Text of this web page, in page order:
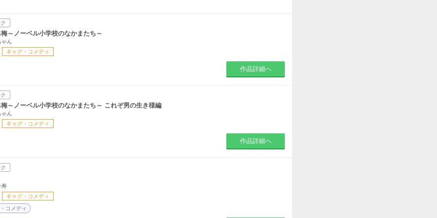
～ノーベル小学校のなかまたち～
ゃん
ギャグ・コメディ
作品詳細へ
～ノーベル小学校のなかまたち～ これぞ男の生き様編
ゃん
ギャグ・コメディ
作品詳細へ
寿
ギャグ・コメディ
コメディ